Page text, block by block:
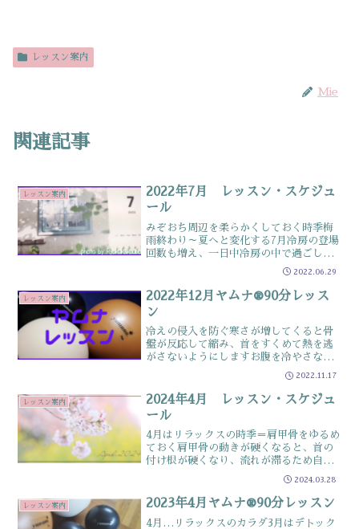
レッスン案内
Mie
関連記事
レッスン案内
2022年7月 レッスン・スケジュ
ール
みぞおち周辺を柔らかくしておく時季梅
雨終わり～夏へと変化する7月冷房の登場
回数も増え、一日中冷房の中で過ごして
いる人も多いと思います昔と違う生活ス
タイルで、夏の冷え症も急増中夏の冷え
は、冬の冷えへ大きくかかわるのでしっ
かりケアして、冬の快適...
2022.06.29
レッスン案内
2022年12月ヤムナ®90分レッス
ン
冷えの侵入を防ぐ寒さが増してくると骨
盤が反応して縮み、首をすくめて熱を逃
がさないようにしますお腹を冷やさない
ようにする首回りをほぐす など身体の
芯まで冷えないように、侵入をブロック
しましょうこの記事は以下のような人に
オススメ ☑お尻が冷たい...
2022.11.17
レッスン案内
2024年4月 レッスン・スケジュ
ール
4月はリラックスの時季＝肩甲骨をゆるめ
ておく肩甲骨の動きが硬くなると、首の
付け根が硬くなり、流れが滞るため自律
神経の働きが不安定になります肩甲骨が
動くようになると、背中がスッキリし
「羽を伸ばすような感覚」になります4月
は”のどかに過ごす時季...
2024.03.28
レッスン案内 2023年4月ヤムナ®90分レッスン
4月…リラックスのカラダ3月はデトック